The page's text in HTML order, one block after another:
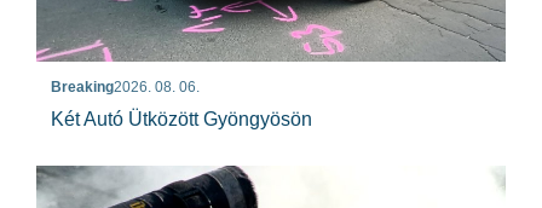
Breaking2026. 08. 06.
Két Autó Ütközött Gyöngyösön